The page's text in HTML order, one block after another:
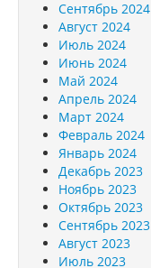
Сентябрь 2024
Август 2024
Июль 2024
Июнь 2024
Май 2024
Апрель 2024
Март 2024
Февраль 2024
Январь 2024
Декабрь 2023
Ноябрь 2023
Октябрь 2023
Сентябрь 2023
Август 2023
Июль 2023